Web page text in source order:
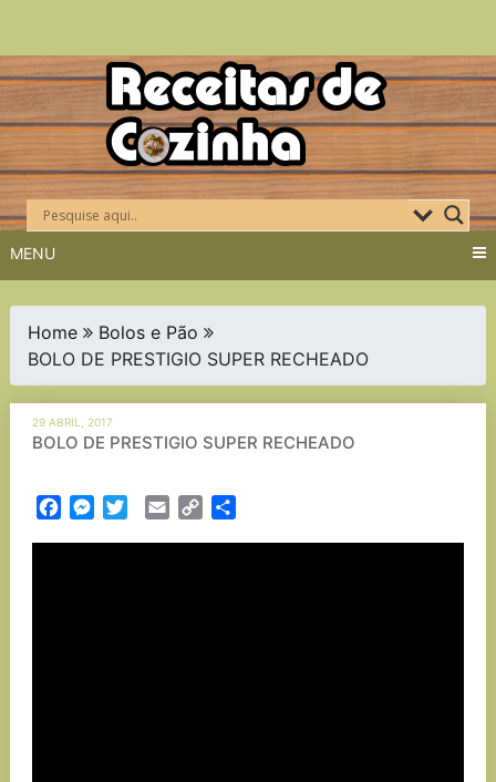
Skip
to
content
MENU
Home
Bolos e Pão
BOLO DE PRESTIGIO SUPER RECHEADO
29 ABRIL, 2017
BOLO DE PRESTIGIO SUPER RECHEADO
FacebookMessenger
TwitterEmail Copy